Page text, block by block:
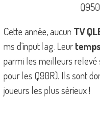
Cette année, aucun TV
ms d’input lag. Leur
parmi les meilleurs relevé
pour les Q90R). Ils sont
joueurs les plus sérieux !